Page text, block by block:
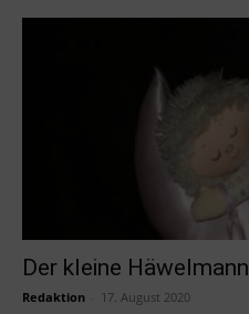
Der kleine Häwelmann
Redaktion 17. August 2020